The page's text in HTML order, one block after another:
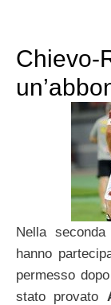
Chievo-
Nella
hanno
permesso
stato provato